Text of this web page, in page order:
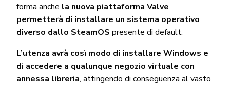
forma anche la nuova piattaforma Valve
permetterà di installare un sistema operativo
diverso dallo SteamOS presente di default.
L’utenza avrà così modo di installare Windows e
di accedere a qualunque negozio virtuale con
annessa libreria, attingendo di conseguenza al vasto